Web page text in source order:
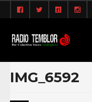
IMG_6592